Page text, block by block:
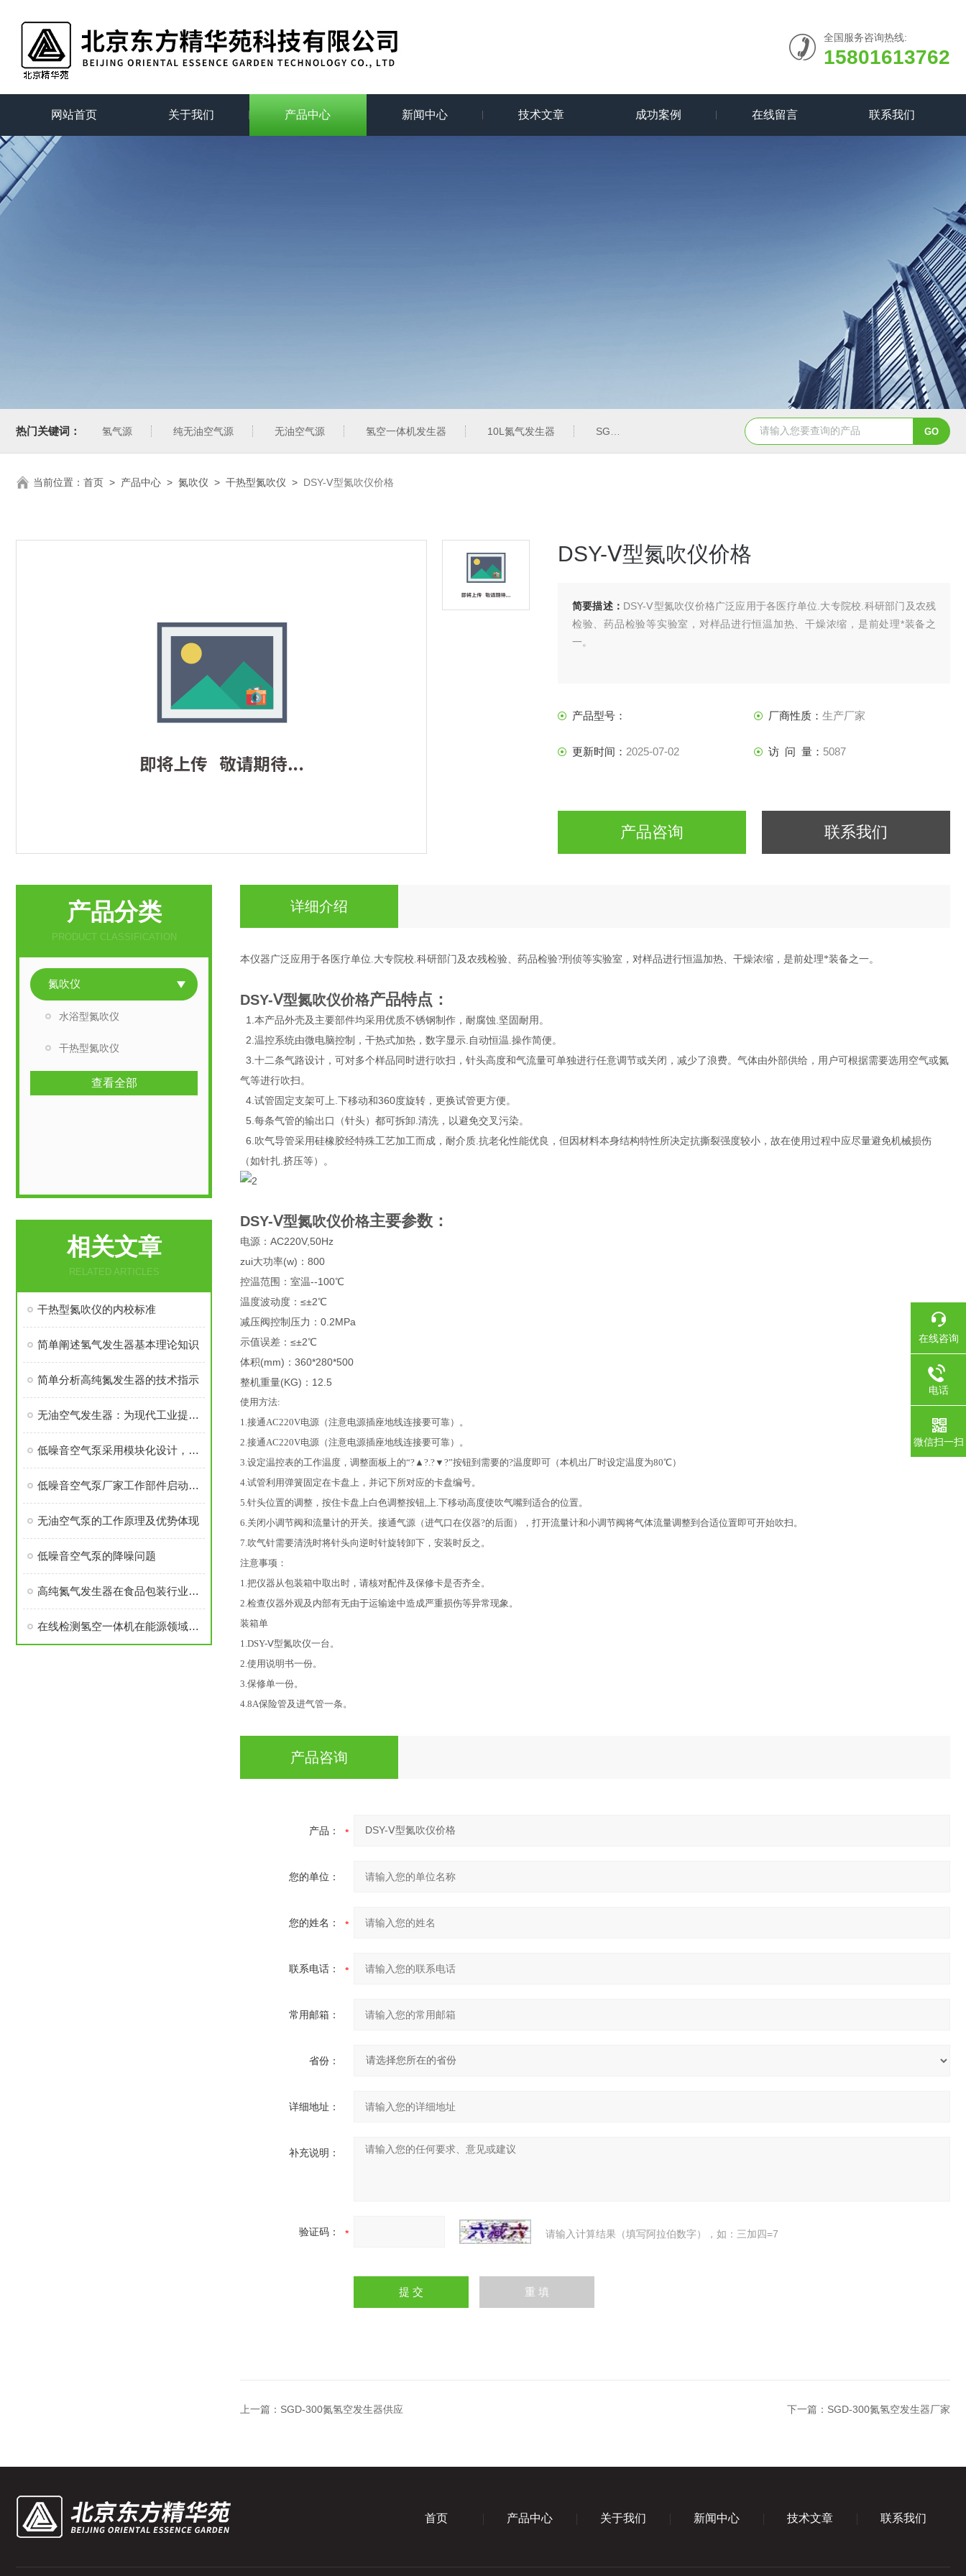
全国服务咨询热线:
15801613762
网站首页 关于我们 产品中心 新闻中心 技术文章 成功案例 在线留言 联系我们
热门关键词： 氢气源 纯无油空气源 无油空气源 氢空一体机发生器 10L氮气发生器 SGK-6L空气发生器 SGH-500氢气发生器报价 SGHK-500在线检
当前位置： 首页 > 产品中心 > 氮吹仪 > 干热型氮吹仪 > DSY-Ⅴ型氮吹仪价格
DSY-Ⅴ型氮吹仪价格
简要描述： DSY-Ⅴ型氮吹仪价格广泛应用于各医疗单位.大专院校.科研部门及农残
检验、药品检验等实验室，对样品进行恒温加热、干燥浓缩，是前处理*装备之
一。
产品型号： 厂商性质： 生产厂家
更新时间： 2025-07-02 访 问 量： 5087
产品咨询 联系我们
产品分类
PRODUCT CLASSIFICATION
氮吹仪
水浴型氮吹仪
干热型氮吹仪
查看全部
相关文章
RELATED ARTICLES
干热型氮吹仪的内校标准
简单阐述氢气发生器基本理论知识
简单分析高纯氮发生器的技术指示
无油空气发生器：为现代工业提供清洁能源
低噪音空气泵采用模块化设计，易于维护和更换
低噪音空气泵厂家工作部件启动表现现象
无油空气泵的工作原理及优势体现
低噪音空气泵的降噪问题
高纯氮气发生器在食品包装行业中的应用
在线检测氢空一体机在能源领域具有的意义
详细介绍
本仪器广泛应用于各医疗单位.大专院校.科研部门及农残检验、药品检验?刑侦等实验室，对样品进行恒温加热、干燥浓缩，是前处理*装备之一。
DSY-Ⅴ型氮吹仪价格产品特点：
1.本产品外壳及主要部件均采用优质不锈钢制作，耐腐蚀.坚固耐用。
2.温控系统由微电脑控制，干热式加热，数字显示.自动恒温.操作简便。
3.十二条气路设计，可对多个样品同时进行吹扫，针头高度和气流量可单独进行任意调节或关闭，减少了浪费。气体由外部供给，用户可根据需要选用空气或氮
气等进行吹扫。
4.试管固定支架可上.下移动和360度旋转，更换试管更方便。
5.每条气管的输出口（针头）都可拆卸.清洗，以避免交叉污染。
6.吹气导管采用硅橡胶经特殊工艺加工而成，耐介质.抗老化性能优良，但因材料本身结构特性所决定抗撕裂强度较小，故在使用过程中应尽量避免机械损伤
（如针扎.挤压等）。
DSY-Ⅴ型氮吹仪价格主要参数：
电源：AC220V,50Hz
zui大功率(w)：800
控温范围：室温--100℃
温度波动度：≤±2℃
减压阀控制压力：0.2MPa
示值误差：≤±2℃
体积(mm)：360*280*500
整机重量(KG)：12.5
使用方法:
1.接通AC220V电源（注意电源插座地线连接要可靠）。
2.接通AC220V电源（注意电源插座地线连接要可靠）。
3.设定温控表的工作温度，调整面板上的“?▲?.?▼?”按钮到需要的?温度即可（本机出厂时设定温度为80℃）
4.试管利用弹簧固定在卡盘上，并记下所对应的卡盘编号。
5.针头位置的调整，按住卡盘上白色调整按钮,上.下移动高度使吹气嘴到适合的位置。
6.关闭小调节阀和流量计的开关。接通气源（进气口在仪器?的后面），打开流量计和小调节阀将气体流量调整到合适位置即可开始吹扫。
7.吹气针需要清洗时将针头向逆时针旋转卸下，安装时反之。
注意事项：
1.把仪器从包装箱中取出时，请核对配件及保修卡是否齐全。
2.检查仪器外观及内部有无由于运输途中造成严重损伤等异常现象。
装箱单
1.DSY-Ⅴ型氮吹仪一台。
2.使用说明书一份。
3.保修单一份。
4.8A保险管及进气管一条。
产品咨询
产品：
您的单位：
您的姓名：
联系电话：
常用邮箱：
省份：
详细地址：
补充说明：
验证码： 请输入计算结果（填写阿拉伯数字），如：三加四=7
上一篇： SGD-300氮氢空发生器供应 下一篇： SGD-300氮氢空发生器厂家
首页 产品中心 关于我们 新闻中心 技术文章 联系我们
在线咨询
电话
微信扫一扫